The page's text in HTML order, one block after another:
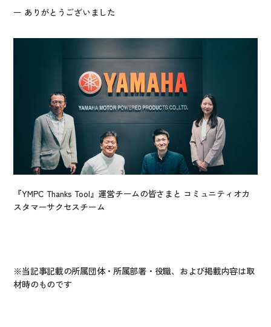
ー ありがとうございました
『YMPC Thanks Tool』運営チームの皆さまと コミュニティオカ
スタマーサクセスチーム
※当記事記載の所属団体・所属部署・役職、および掲載内容は取
材時のものです